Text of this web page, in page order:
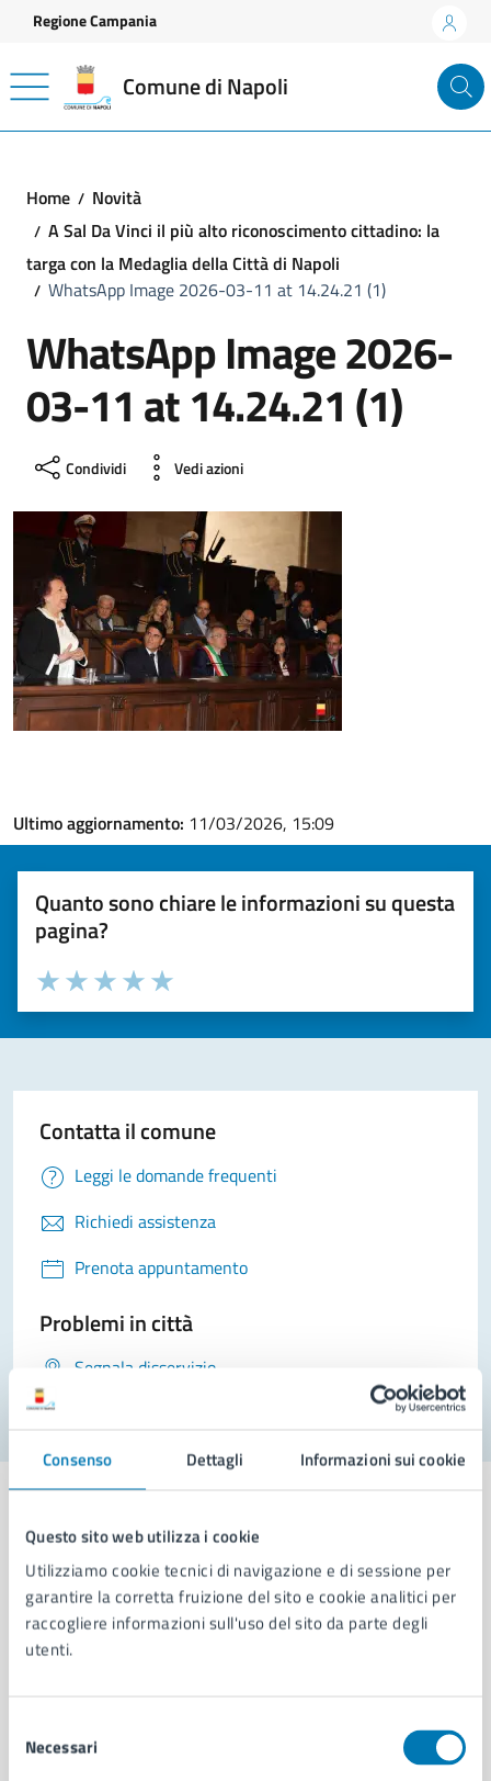
Consenso Dettagli Informazioni sui cookie
Questo sito web utilizza i cookie
Utilizziamo cookie tecnici di navigazione e di sessione per
garantire la corretta fruizione del sito e cookie analitici per
raccogliere informazioni sull'uso del sito da parte degli
utenti.
delNecessari
Vai ai contenuti
Vai al footer
Regione Campania
Comune di Napoli
Home
Novità
A Sal Da Vinci il più alto riconoscimento cittadino: la
targa con la Medaglia della Città di Napoli
WhatsApp Image 2026-03-11 at 14.24.21 (1)
WhatsApp Image 2026-
03-11 at 14.24.21 (1)
Condividi Vedi azioni
Ultimo aggiornamento: 11/03/2026, 15:09
Quanto sono chiare le informazioni su questa
pagina?
Valuta la chiarezza delle informazioni (da 1 a 5 stelle)
Seleziona il numero di stelle per valutare la chiarezza delle
Valuta 5 stelle su 5
Valuta 4 stelle su 5
Valuta 3 stelle su 5
Valuta 2 stelle su 5
Valuta 1 stelle su 5
Contatta il comune
Leggi le domande frequenti
Richiedi assistenza
Prenota appuntamento
Problemi in città
Segnala disservizio
Comune di Napoli
AMMINISTRAZIONE
Municipalità
Uffici